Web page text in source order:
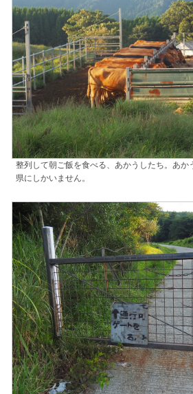
整列して朝ご飯を食べる、あかうしたち。あか
県にしかいません。